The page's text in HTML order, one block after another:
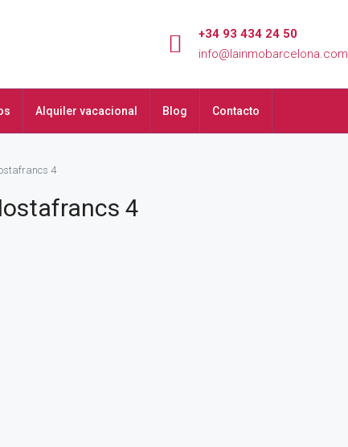
+34 93 434 24 50
info@lainmobarcelona.com
Alquiler vacacional Blog Contacto
4
4